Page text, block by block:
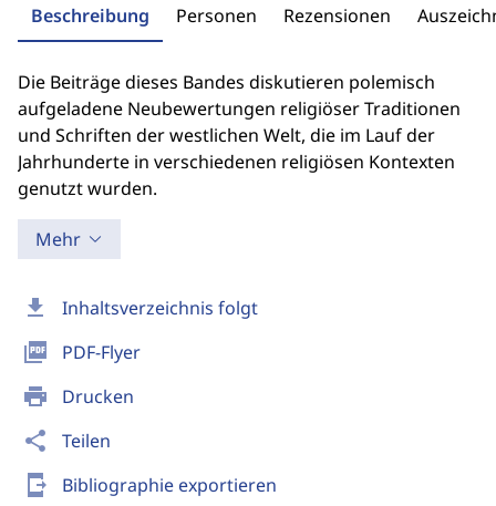
download Inhaltsverzeichnis folgt
picture_as_pdf PDF-Flyer
print Drucken
share Teilen
send_to_mobile Bibliographie exportieren
Beschreibung Personen Rezensionen
Die Beiträge dieses Bandes diskutieren polemisch
aufgeladene Neubewertungen religiöser Traditionen
und Schriften der westlichen Welt, die im Lauf der
Jahrhunderte in verschiedenen religiösen Kontexten
genutzt wurden.
Mehr